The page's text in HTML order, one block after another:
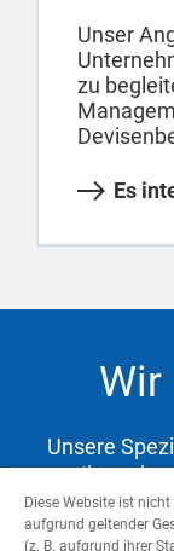
Unser
zu
Es
Wir
Unsere
Ihnen
Abdeckung
auf
Diese Website ist
aufgrund geltender
(z. B. aufgrund ihrer